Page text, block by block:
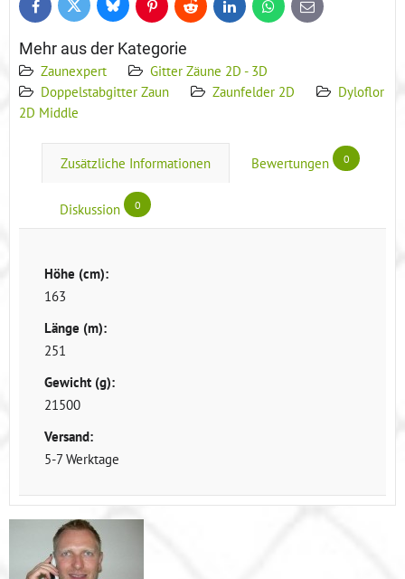
FacebookTwitter BlueskyPinterestReddit LinkedInWhatsApp
E-
mail
Mehr aus der Kategorie
Zaunexpert
Gitter Zäune 2D - 3D
Doppelstabgitter Zaun
Zaunfelder 2D
Dyloflor
2D Middle
Zusätzliche Informationen Bewertungen 0
Diskussion 0
Höhe (cm):
163
Länge (m):
251
Gewicht (g):
21500
Versand:
5-7 Werktage